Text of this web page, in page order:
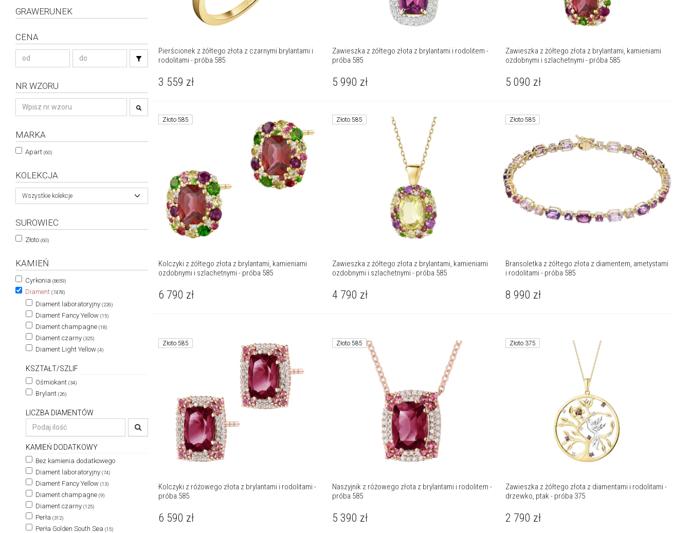
GRAWERUNEK
CENA
NR WZORU
MARKA
Apart (60)
KOLEKCJA
Wszystkie kolekcje
SUROWIEC
Złoto (60)
KAMIEŃ
Cyrkonia (8659)
Diament (7478)
Diament laboratoryjny (226)
Diament Fancy Yellow (15)
Diament champagne (18)
Diament czarny (325)
Diament Light Yellow (4)
KSZTAŁT/SZLIF
Ośmiokant (34)
Brylant (26)
LICZBA DIAMENTÓW
KAMIEŃ DODATKOWY
Bez kamienia dodatkowego
Diament laboratoryjny (74)
Diament Fancy Yellow (13)
Diament champagne (9)
Diament czarny (125)
Perła (312)
Perła Golden South Sea (15)
Pierścionek z żółtego złota z czarnymi brylantami i
rodolitami - próba 585
3 559 zł
Zawieszka z żółtego złota z brylantami i rodolitem -
próba 585
5 990 zł
Zawieszka z żółtego złota z brylantami, kamieniami
ozdobnymi i szlachetnymi - próba 585
5 090 zł
Złoto 585
Kolczyki z żółtego złota z brylantami, kamieniami
ozdobnymi i szlachetnymi - próba 585
6 790 zł
Złoto 585
Zawieszka z żółtego złota z brylantami, kamieniami
ozdobnymi i szlachetnymi - próba 585
4 790 zł
Złoto 585
Bransoletka z żółtego złota z diamentem, ametystami
i rodolitami - próba 585
8 990 zł
Złoto 585
Kolczyki z różowego złota z brylantami i rodolitami -
próba 585
6 590 zł
Złoto 585
Naszyjnik z różowego złota z brylantami i rodolitem -
próba 585
5 390 zł
Złoto 375
Zawieszka z żółtego złota z diamentami i rodolitami -
drzewko, ptak - próba 375
2 790 zł